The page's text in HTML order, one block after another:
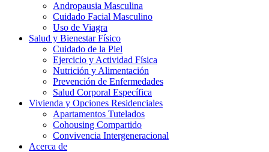
Andropausia Masculina
Cuidado Facial Masculino
Uso de Viagra
Salud y Bienestar Físico
Cuidado de la Piel
Ejercicio y Actividad Física
Nutrición y Alimentación
Prevención de Enfermedades
Salud Corporal Específica
Vivienda y Opciones Residenciales
Apartamentos Tutelados
Cohousing Compartido
Convivencia Intergeneracional
Acerca de